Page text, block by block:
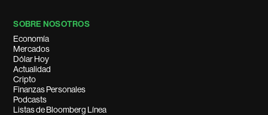
SOBRE NOSOTROS
Economía
Mercados
Dólar Hoy
Actualidad
Cripto
Finanzas Personales
Podcasts
Listas de Bloomberg Línea